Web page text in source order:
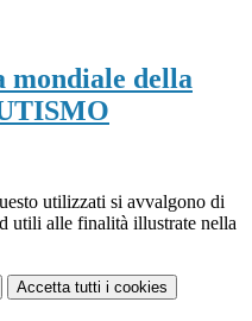
mondiale della
utilizzati si avvalgono di
utili alle finalità illustrate nella
Accetta tutti i cookies